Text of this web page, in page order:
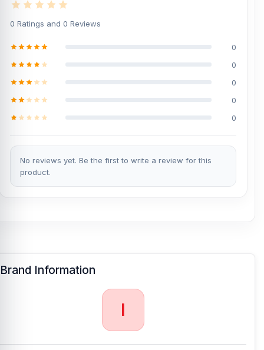
0 Ratings and 0 Reviews
0
0
0
0
0
No reviews yet. Be the first to write a review for this
product.
Brand Information
I